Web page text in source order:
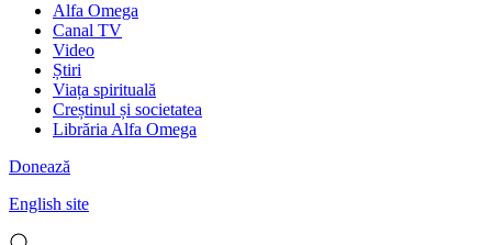
Alfa Omega
Canal TV
Video
Știri
Viața spirituală
Creștinul și societatea
Librăria Alfa Omega
Donează
English site